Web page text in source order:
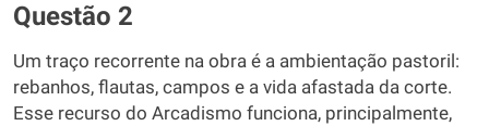
Questão 2
Um traço recorrente na obra é a ambientação pastoril:
rebanhos, flautas, campos e a vida afastada da corte.
Esse recurso do Arcadismo funciona, principalmente,